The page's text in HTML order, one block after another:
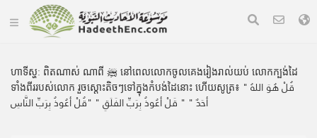
ហាទីស្ហ: ពិតណាស់ ណាពី ﷺ នៅពេលលោកចូលគេងរៀងរាល់យប់ លោកក្បង់ដៃ
ទាំងពីររបស់លោក រួចស្ដោះតិចៗទៅក្នុងកំបង់ដៃនោះ ហើយសូត្រ៖ " قُلْ هُوَ اللهُ
أحَدٌ " " قَلْ أعُوذُ بِرَبِّ الفَلَقِ " "قُلْ أعُوذُ بِرَبِّ النَّاسِ